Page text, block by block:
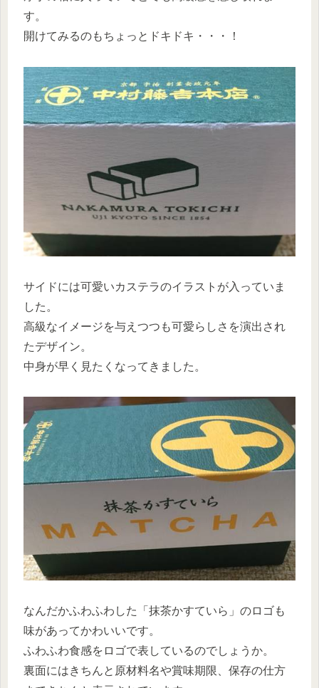
す。
開けてみるのもちょっとドキドキ・・・！
サイドには可愛いカステラのイラストが入っていま
した。
高級なイメージを与えつつも可愛らしさを演出され
たデザイン。
中身が早く見たくなってきました。
なんだかふわふわした「抹茶かすていら」のロゴも
味があってかわいいです。
ふわふわ食感をロゴで表しているのでしょうか。
裏面にはきちんと原材料名や賞味期限、保存の仕方